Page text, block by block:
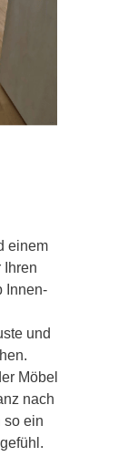
einem
Ihren
Innen-
und
Möbel
nach
so ein